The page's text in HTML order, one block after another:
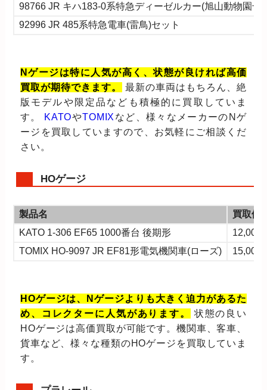
98766 JR キハ183-0系特急ディーゼルカー(旭山動物園号)
92996 JR 485系特急電車(雷鳥)セット
Nゲージは特に人気が高く、状態が良ければ高価
買取が期待できます。
最新の車両はもちろん、絶
版モデルや限定品なども積極的に買取していま
す。
KATOやTOMIX など、様々なメーカーのNゲ
ージを買取していますので、お気軽にご相談くだ
さい。
HOゲージ
製品名
買取価
KATO 1-306 EF65 1000番台 後期形
12,000
TOMIX HO-9097 JR EF81形電気機関車(ローズ)
15,000
HOゲージは、Nゲージよりも大きく迫力があるた
め、コレクターに人気があります。
状態の良い
HOゲージは高価買取が可能です。機関車、客車、
貨車など、様々な種類のHOゲージを買取していま
す。